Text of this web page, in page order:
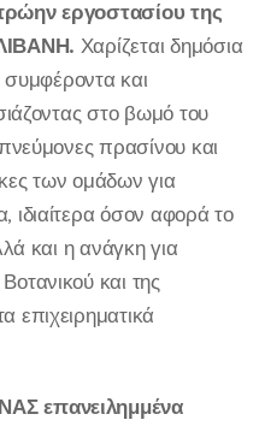
εργοστασίου της
Χαρίζεται δημόσια
συμφέροντα και
στο βωμό του
πρασίνου και
των ομάδων για
όσον αφορά το
και η ανάγκη για
και της
επιχειρηματικά
επανειλημμένα